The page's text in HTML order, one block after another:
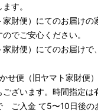
す。
家財便） にてのお届けの
でご安心ください。
家財便） にてのお届けで
せ便 （旧ヤマト家財便
ございます。時間指定
ご入金 て5〜10日後の